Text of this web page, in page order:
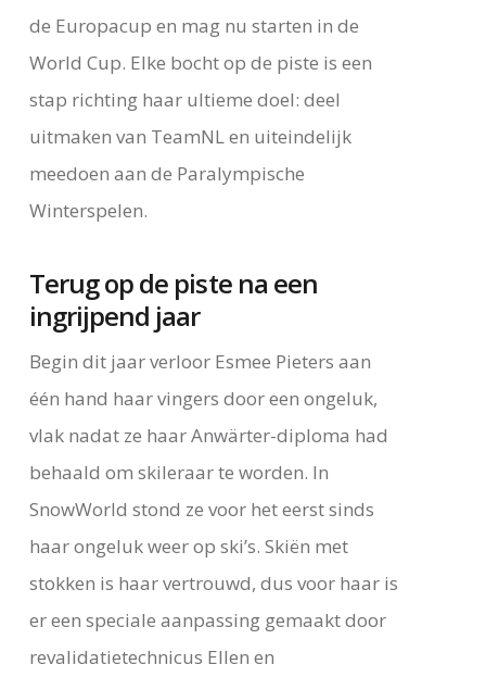
de Europacup en mag nu starten in de
World Cup. Elke bocht op de piste is een
stap richting haar ultieme doel: deel
uitmaken van TeamNL en uiteindelijk
meedoen aan de Paralympische
Winterspelen.
Terug op de piste na een
ingrijpend jaar
Begin dit jaar verloor Esmee Pieters aan
één hand haar vingers door een ongeluk,
vlak nadat ze haar Anwärter-diploma had
behaald om skileraar te worden. In
SnowWorld stond ze voor het eerst sinds
haar ongeluk weer op ski’s. Skiën met
stokken is haar vertrouwd, dus voor haar is
er een speciale aanpassing gemaakt door
revalidatietechnicus Ellen en